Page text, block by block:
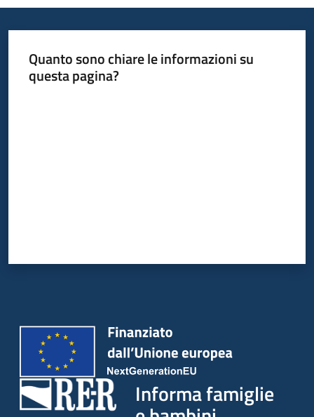
Quanto sono chiare le informazioni su
questa pagina?
Informa famiglie